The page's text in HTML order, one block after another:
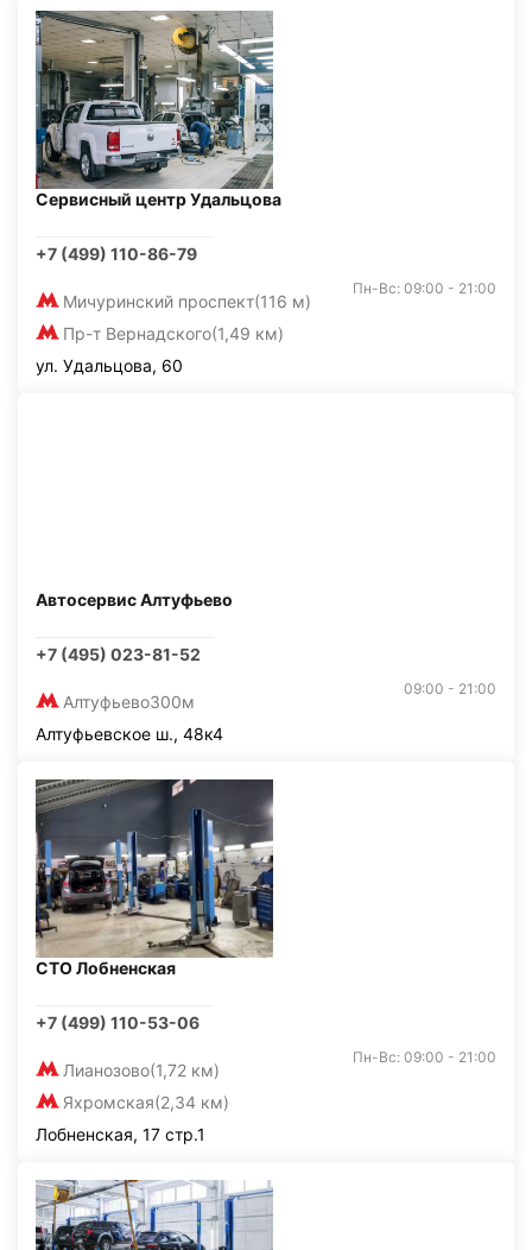
Сервисный центр Удальцова
+7 (499) 110-86-79
Мичуринский проспект(116 м)
Пр-т Вернадского(1,49 км)
Пн-Вс: 09:00 - 21:00
ул. Удальцова, 60
Автосервис Алтуфьево
+7 (495) 023-81-52
Алтуфьево300м
09:00 - 21:00
Алтуфьевское ш., 48к4
СТО Лобненская
+7 (499) 110-53-06
Лианозово(1,72 км)
Яхромская(2,34 км)
Пн-Вс: 09:00 - 21:00
Лобненская, 17 стр.1